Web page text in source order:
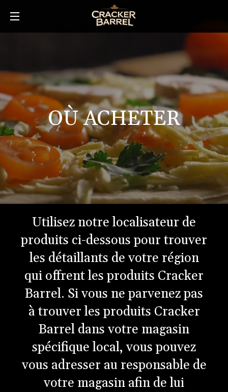
main
OÙ ACHETER
Utilisez notre localisateur de
produits ci-dessous pour trouver
les détaillants de votre région
qui offrent les produits Cracker
Barrel. Si vous ne parvenez pas
à trouver les produits Cracker
Barrel dans votre magasin
spécifique local, vous pouvez
vous adresser au responsable de
votre magasin afin de lui